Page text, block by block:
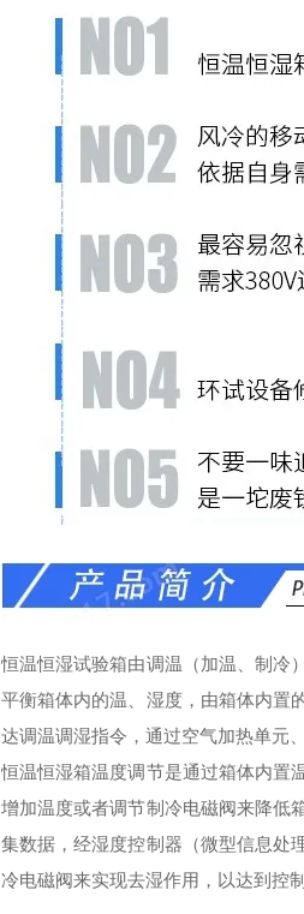
恒温恒湿试验箱由调温（加温、制冷
平衡箱体内的温、湿度，由箱体内置
达调温调湿指令，通过空气加热单元
恒温恒湿箱温度调节是通过箱体内置
增加温度或者调节制冷电磁阀来降低
集数据，经湿度控制器（微型信息处
冷电磁阀来实现去湿作用，以达到控